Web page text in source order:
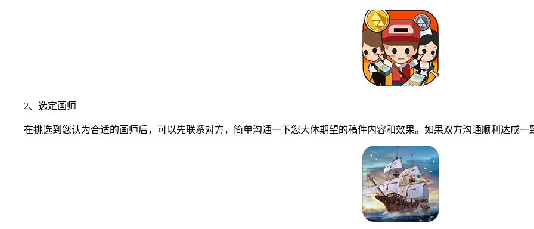
2、选定画师
在挑选到您认为合适的画师后，可以先联系对方，简单沟通一下您大体期望的稿件内容和效果。如果双方沟通顺利达成一